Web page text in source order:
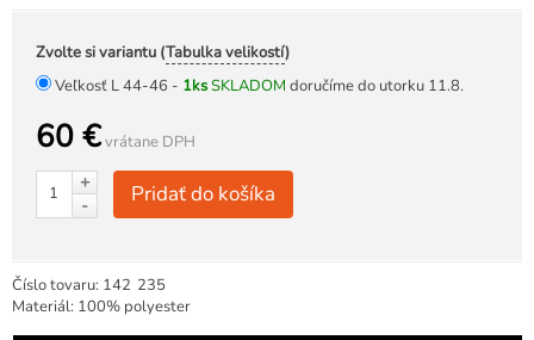
Zvolte si variantu (Tabulka velikostí)
Veľkosť L 44-46 - 1ksSKLADOM doručíme do utorku 11.8.
60 €vrátane DPH
+
-
Pridať do košíka
Číslo tovaru: 142 235
Materiál: 100% polyester